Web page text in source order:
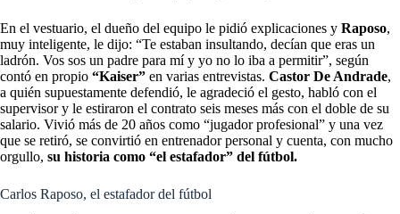
En el vestuario, el dueño del equipo le pidió explicaciones y Raposo,
muy inteligente, le dijo: “Te estaban insultando, decían que eras un
ladrón. Vos sos un padre para mí y yo no lo iba a permitir”, según
contó en propio “Kaiser” en varias entrevistas. Castor De Andrade,
a quién supuestamente defendió, le agradeció el gesto, habló con el
supervisor y le estiraron el contrato seis meses más con el doble de su
salario. Vivió más de 20 años como “jugador profesional” y una vez
que se retiró, se convirtió en entrenador personal y cuenta, con mucho
orgullo, su historia como “el estafador” del fútbol.
Carlos Raposo, el estafador del fútbol